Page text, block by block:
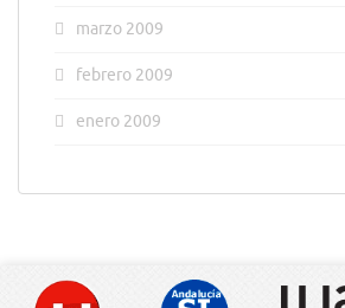
marzo 2009
febrero 2009
enero 2009